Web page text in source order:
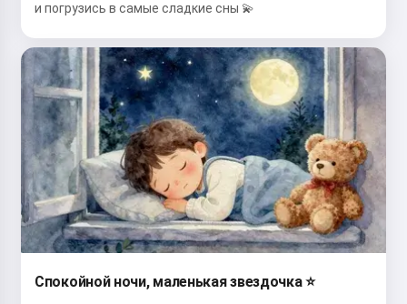
и погрузись в самые сладкие сны 💫
Спокойной ночи, маленькая звездочка ⭐